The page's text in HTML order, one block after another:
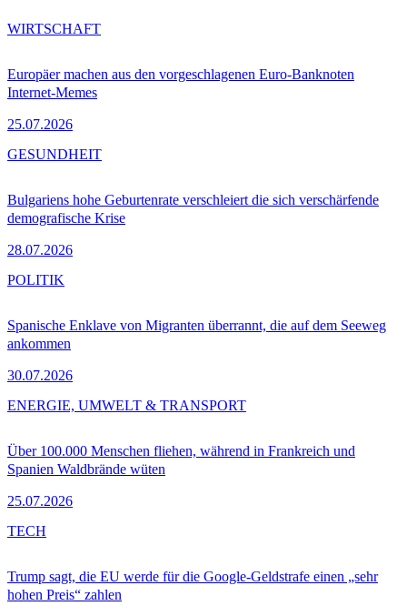
Europäer machen aus den vorgeschlagenen Euro-Banknoten
Internet-Memes
25.07.2026
WIRTSCHAFT
Bulgariens hohe Geburtenrate verschleiert die sich verschärfende
demografische Krise
28.07.2026
GESUNDHEIT
Spanische Enklave von Migranten überrannt, die auf dem Seeweg
ankommen
30.07.2026
POLITIK
Über 100.000 Menschen fliehen, während in Frankreich und
Spanien Waldbrände wüten
25.07.2026
ENERGIE, UMWELT & TRANSPORT
Trump sagt, die EU werde für die Google-Geldstrafe einen „sehr
hohen Preis“ zahlen
TECH